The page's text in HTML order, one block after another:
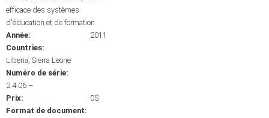
efficace des systèmes
d'éducation et de formation
Année:
2011
Countries:
Liberia Sierra Leone
Numéro de série:
2.4.06 –
Prix:
0$
Format de document: